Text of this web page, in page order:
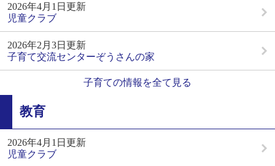
2026年4月1日更新
児童クラブ
2026年2月3日更新
子育て交流センターぞうさんの家
子育ての情報を全て見る
教育
2026年4月1日更新
児童クラブ